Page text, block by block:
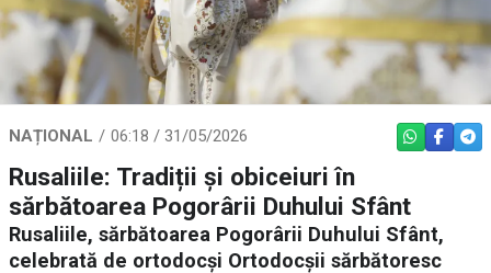
NAȚIONAL 06:18 / 31/05/2026 WHATSAPP
Rusaliile: Tradiții și obiceiuri în
sărbătoarea Pogorârii Duhului Sfânt
Rusaliile, sărbătoarea Pogorârii Duhului Sfânt,
celebrată de ortodocși Ortodocșii sărbătoresc